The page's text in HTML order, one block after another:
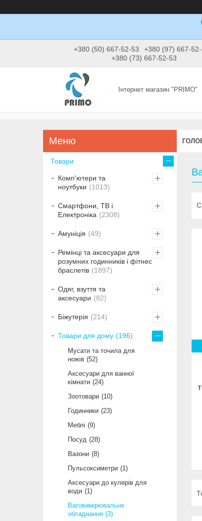
+380 (50) 667-52-53
+380 (97) 667-
+380 (73) 667-52-53
Інтернет магазин "PRIMO"
Товари
Комп'ютери та
ноутбуки
1013
Смартфони, ТВ і
Електроніка
2308
Амуніція 49
Ремінці та аксесуари для
розумних годинників і фітнес
браслетів
1897
Одяг, взуття та
аксесуари
82
Біжутерія 214
Товари для дому 196
Мусати та точила для
ножів 52
Аксесуари для ванної
кімнати 24
Зоотовари
10
Годинники 23
Меблі
9
Посуд 28
Вазони 8
Пульсоксиметри
1
Аксесуари до кулерів для
води
1
Ваговимірювальне
обладнання 3